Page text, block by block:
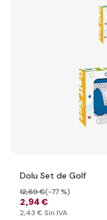
Dolu Set de Golf
2,94 €
12,69 €(-77 %)
2,43 € Sin IVA